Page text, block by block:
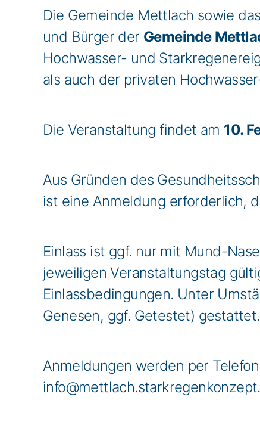
Die Gemeinde Mettlach sowie
und Bürger der Gemeinde
Hochwasser- und
als auch der privaten
Die Veranstaltung findet am 10.
Aus Gründen des
ist eine Anmeldung erforderlich,
Einlass ist ggf. nur mit Mund-
jeweiligen Veranstaltungstag
Einlassbedingungen. Unter
Genesen, ggf. Getestet) gestattet.
Anmeldungen werden per